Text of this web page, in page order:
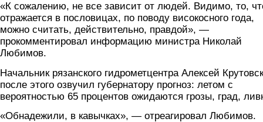
«К сожалению, не все зависит от людей. Видимо, то,
отражается в пословицах, по поводу високосного года,
можно считать, действительно, правдой», —
прокомментировал информацию министра Николай
Любимов.
Начальник рязанского гидрометцентра Алексей
после этого озвучил губернатору прогноз: летом с
вероятностью 65 процентов ожидаются грозы, град,
«Обнадежили, в кавычках», — отреагировал Любимов.